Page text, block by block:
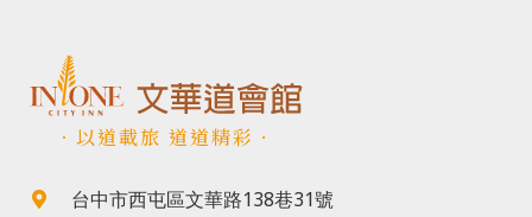
．以道載旅 道道精彩．
台中市西屯區文華路138巷31號